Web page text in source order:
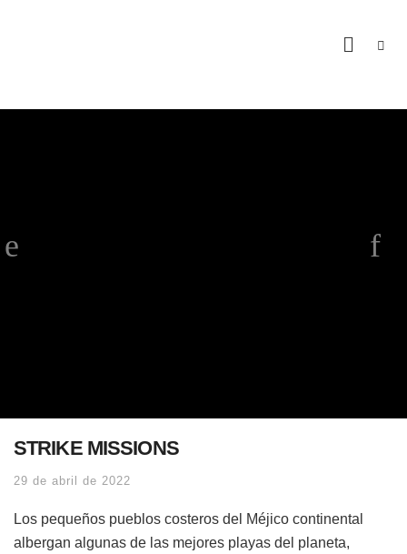
STRIKE MISSIONS
29 de abril de 2022
Los pequeños pueblos costeros del Méjico continental
albergan algunas de las mejores playas del planeta,